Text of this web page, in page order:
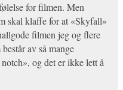
for filmen. Men
skal klaffe for at «Skyfall»
filmen jeg og flere
av så mange
og det er ikke lett å